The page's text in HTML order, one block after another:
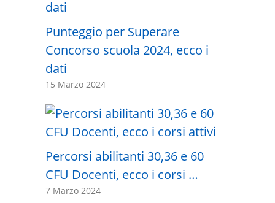
Punteggio per Superare
Concorso scuola 2024, ecco i
dati
15 Marzo 2024
Percorsi abilitanti 30,36 e 60
CFU Docenti, ecco i corsi …
7 Marzo 2024